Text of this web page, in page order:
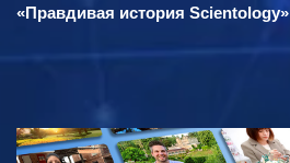
«Правдивая история Scientology»